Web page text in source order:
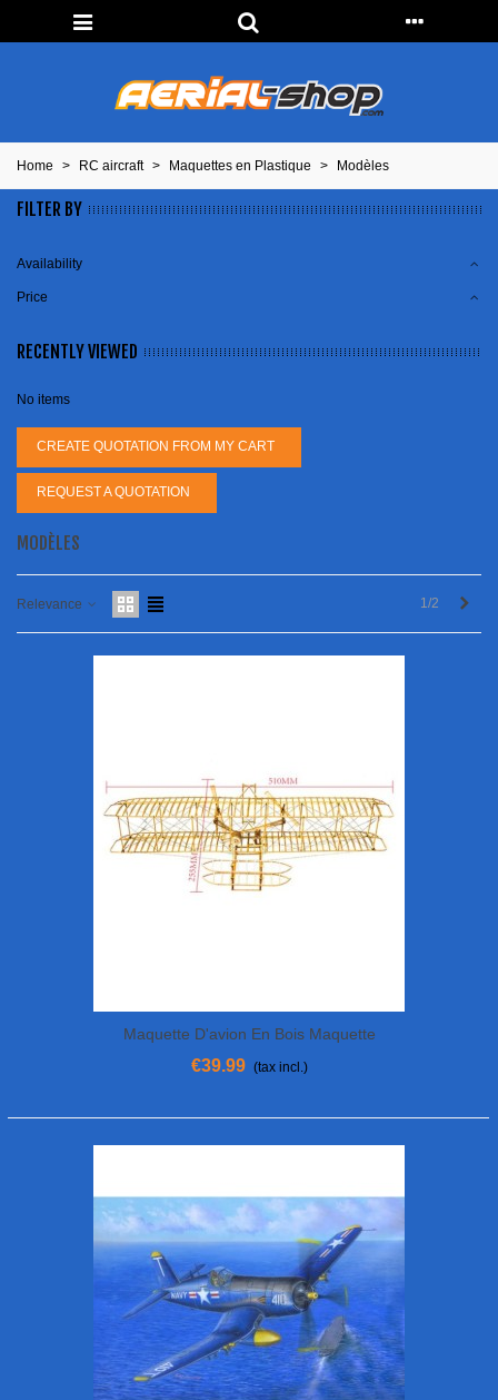
Home > RC aircraft > Maquettes en Plastique > Modèles
FILTER BY
Availability
Price
RECENTLY VIEWED
No items
CREATE QUOTATION FROM MY CART
REQUEST A QUOTATION
MODÈLES
Relevance 1/2
Maquette D'avion En Bois Maquette
WRIGHT FLYER 500mm
€39.99 (tax incl.)